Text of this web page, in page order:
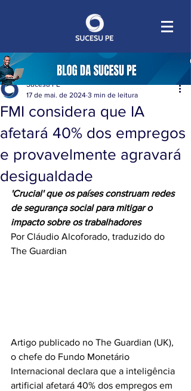
FMI considera que IA
afetará 40% dos empregos
e provavelmente agravará
desigualdade
Sucesu PE
17 de mai. de 2024 3 min de leitura
'Crucial' que os países construam redes
de segurança social para mitigar o
impacto sobre os trabalhadores
Por Cláudio Alcoforado, traduzido do
The Guardian
Artigo publicado no The Guardian (UK),
o chefe do Fundo Monetário
Internacional declara que a inteligência
artificial afetará 40% dos empregos em